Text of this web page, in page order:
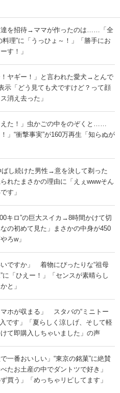
達を招待→ママが作ったのは……「全
理”に「うっひょ～！」「勝手にお
す！」
ヤギー！」と言われた愛犬→とんで
示「どう見ても犬ですけど？って顔
消え去った」
た！」虫かごの中をのぞくと……
」“衝撃事実”が160万再生「知らぬが
ばし続けた男性→意を決して剃った
たまさかの理由に「えぇwwwそん
す」
キロ”の巨大スイカ→8時間かけて切
初めて見た」まさかの中身が450
ろw」
ですか」 着物にぴったりな“祖母
に「ひえー！」「センスが素晴らし
と」
マホが収まる」 スタバの“ミニトー
です」「夏らしく涼しげ、そして軽
て即購入しちゃいました」の声
一番おいしい」“東京の銘菓”に絶賛
たお土産の中でダントツで好き」
買う」「めっちゃリピしてます」